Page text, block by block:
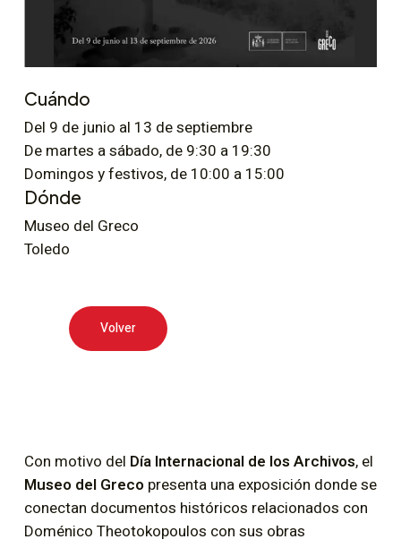
Cuándo
Del 9 de junio al 13 de septiembre
De martes a sábado, de 9:30 a 19:30
Domingos y festivos, de 10:00 a 15:00
Dónde
Museo del Greco
Toledo
Volver
Con motivo del Día Internacional de los Archivos, el
Museo del Grecopresenta una exposición donde se
conectan documentos históricos relacionados con
Doménico Theotokopoulos con sus obras